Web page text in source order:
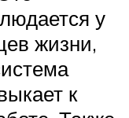
у
жизни,
к